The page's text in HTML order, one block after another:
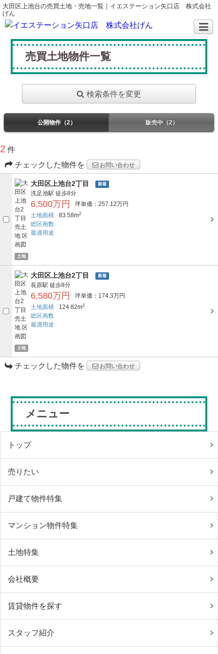
大田区上池台の売買土地・売地一覧｜イエステーション矢口店 株式会社
げん
売買土地物件一覧
検索条件を変更
公開物件（2） 販売中（2）
2 件
チェックした物件を
お問い合わせ
土地
大田区上池台2丁目 新着
洗足池駅 徒歩8分
6,500万円
坪単価：257.12万円
土地面積
83.58m2
総区画数
最適用途
土地
大田区上池台2丁目 新着
長原駅 徒歩8分
6,580万円
坪単価：174.3万円
土地面積
124.82m2
総区画数
最適用途
チェックした物件を お問い合わせ
メニュー
トップ
売りたい
戸建て物件特集
マンション物件特集
土地特集
会社概要
賃貸物件を探す
スタッフ紹介